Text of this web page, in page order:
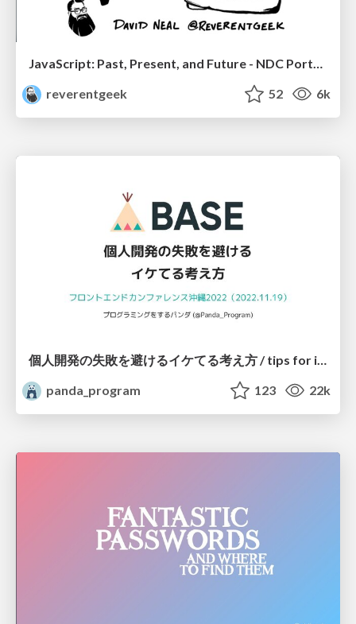
JavaScript: Past, Present, and Future - NDC Porto 2020
reverentgeek
52 6k
panda_program
123 22k